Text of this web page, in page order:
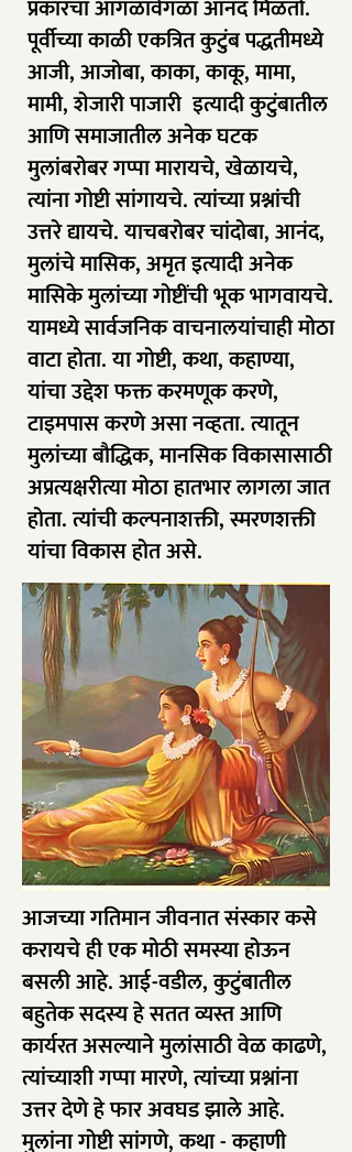
प्रकारचा आगळावेगळा आनंद मिळतो.
पूर्वीच्या काळी एकत्रित कुटुंब पद्धतीमध्ये
आजी, आजोबा, काका, काकू, मामा,
मामी, शेजारी पाजारी इत्यादी कुटुंबातील
आणि समाजातील अनेक घटक
मुलांबरोबर गप्पा मारायचे, खेळायचे,
त्यांना गोष्टी सांगायचे. त्यांच्या प्रश्नांची
उत्तरे द्यायचे. याचबरोबर चांदोबा, आनंद,
मुलांचे मासिक, अमृत इत्यादी अनेक
मासिके मुलांच्या गोष्टींची भूक भागवायचे.
यामध्ये सार्वजनिक वाचनालयांचाही मोठा
वाटा होता. या गोष्टी, कथा, कहाण्या,
यांचा उद्देश फक्त करमणूक करणे,
टाइमपास करणे असा नव्हता. त्यातून
मुलांच्या बौद्धिक, मानसिक विकासासाठी
अप्रत्यक्षरीत्या मोठा हातभार लागला जात
होता. त्यांची कल्पनाशक्ती, स्मरणशक्ती
यांचा विकास होत असे.
आजच्या गतिमान जीवनात संस्कार कसे
करायचे ही एक मोठी समस्या होऊन
बसली आहे. आई-वडील, कुटुंबातील
बहुतेक सदस्य हे सतत व्यस्त आणि
कार्यरत असल्याने मुलांसाठी वेळ काढणे,
त्यांच्याशी गप्पा मारणे, त्यांच्या प्रश्नांना
उत्तर देणे हे फार अवघड झाले आहे.
मुलांना गोष्टी सांगणे, कथा - कहाणी